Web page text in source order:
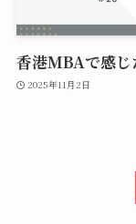
香港MBAで感じ
2025年11月2日